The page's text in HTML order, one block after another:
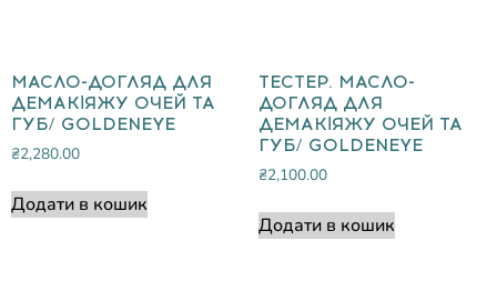
МАСЛО-ДОГЛЯД ДЛЯ
ДЕМАКІЯЖУ ОЧЕЙ ТА
ГУБ/ GOLDENEYE
₴2,280.00
Додати в кошик
ТЕСТЕР. МАСЛО-
ДОГЛЯД ДЛЯ
ДЕМАКІЯЖУ ОЧЕЙ ТА
ГУБ/ GOLDENEYE
₴2,100.00
Додати в кошик